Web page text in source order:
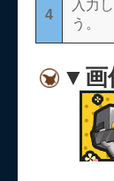
4
入力
う。
▼画